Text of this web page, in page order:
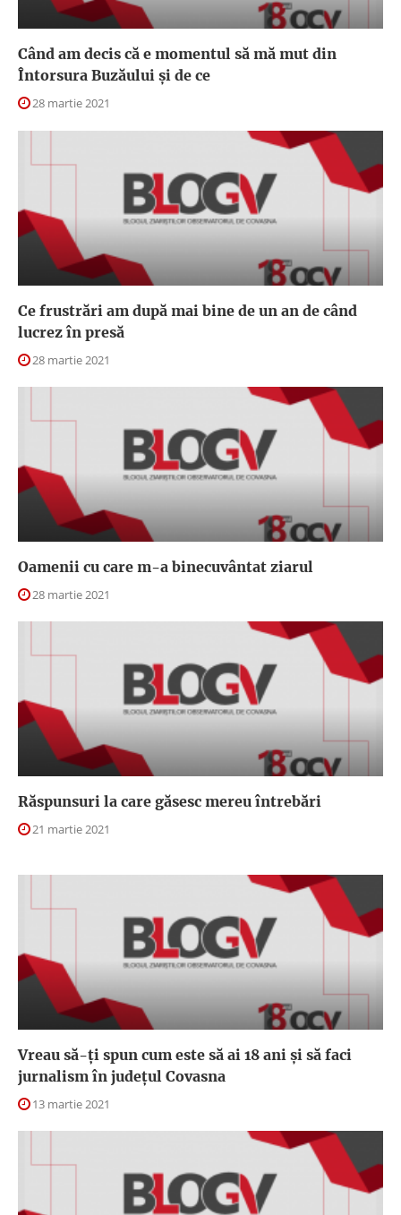
Când am decis că e momentul să mă mut din
Întorsura Buzăului și de ce
28 martie 2021
Ce frustrări am după mai bine de un an de când
lucrez în presă
28 martie 2021
Oamenii cu care m-a binecuvântat ziarul
28 martie 2021
Răspunsuri la care găsesc mereu întrebări
21 martie 2021
Vreau să-ți spun cum este să ai 18 ani și să faci
jurnalism în județul Covasna
13 martie 2021